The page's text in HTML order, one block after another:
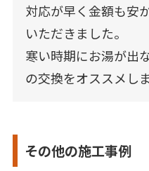
対応が早く金額も安
いただきました。
寒い時期にお湯が出
の交換をオススメしま
その他の施工事例